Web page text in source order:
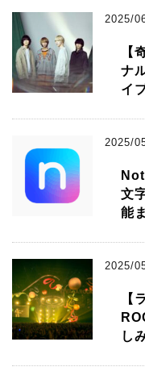
2025/
【
ナ
イ
2025/
文
能
2025/
【
し